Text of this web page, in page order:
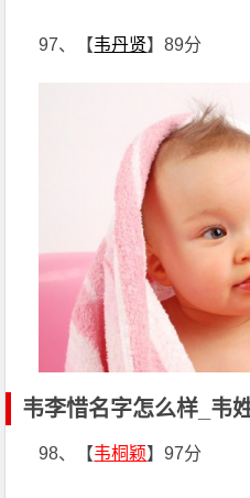
97、【韦丹贤】89分
韦李惜名字怎么样_韦
98、【韦桐颖】97分